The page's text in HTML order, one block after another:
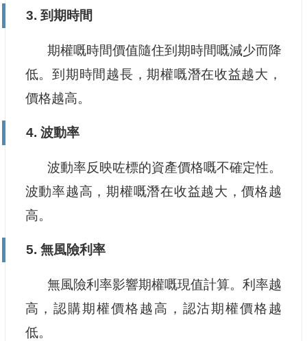
3. 到期時間
期權嘅時間價值隨住到期時間嘅減少而降
低。到期時間越長，期權嘅潛在收益越大，
價格越高。
4. 波動率
波動率反映咗標的資產價格嘅不確定性。
波動率越高，期權嘅潛在收益越大，價格越
高。
5. 無風險利率
無風險利率影響期權嘅現值計算。利率越
高，認購期權價格越高，認沽期權價格越
低。